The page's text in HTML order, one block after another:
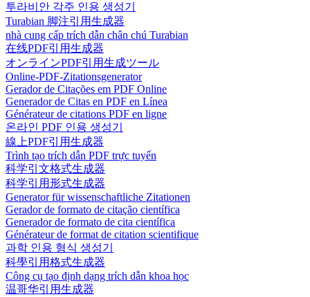
투라비안 각주 인용 생성기
Turabian 脚注引用生成器
nhà cung cấp trích dẫn chân chú Turabian
在线PDF引用生成器
オンラインPDF引用生成ツール
Online-PDF-Zitationsgenerator
Gerador de Citações em PDF Online
Generador de Citas en PDF en Línea
Générateur de citations PDF en ligne
온라인 PDF 인용 생성기
線上PDF引用生成器
Trình tạo trích dẫn PDF trực tuyến
科学引文格式生成器
科学引用形式生成器
Generator für wissenschaftliche Zitationen
Gerador de formato de citação científica
Generador de formato de cita científica
Générateur de format de citation scientifique
과학 인용 형식 생성기
科學引用格式生成器
Công cụ tạo định dạng trích dẫn khoa học
温哥华引用生成器